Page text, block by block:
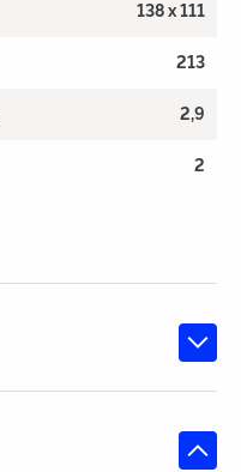
138 x 111
213
2,9
2